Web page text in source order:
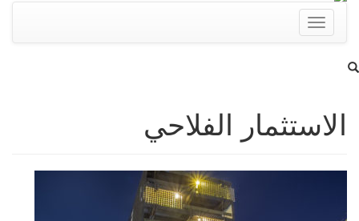
Toggle
navigation
الاستثمار الفلاحي